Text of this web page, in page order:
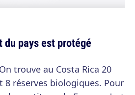
du pays est protégé
trouve au Costa Rica 20
8 réserves biologiques. Pour